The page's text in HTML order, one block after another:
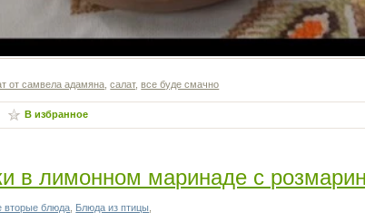
от самвела адамяна ,салат,все буде смачно
В избранное
в лимонном маринаде с
вторые блюда Блюда из птицы